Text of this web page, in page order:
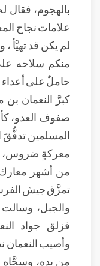
بالهجوم، فقال
علامات نجاح
لم يكن قد تهيَّأ
منكم سلاحه
حاملٌ على أعداء
كبرَّ النعمان بن
صفوف العدو،
المسلمين تدفُّقَ
معركةٍ ضروس،
من أشهر
تمزَّق جيش
والجبل،
فزلق جواد
وأصيب النعمان
من يده، وسجَّاه